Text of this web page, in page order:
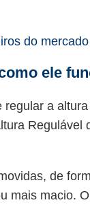
do
ele
a
de
mais macio.